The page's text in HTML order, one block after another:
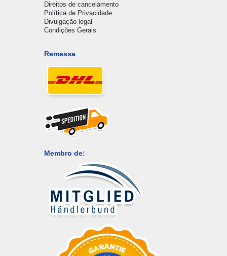
Direitos de cancelamento
Política de Privacidade
Divulgação legal
Condições Gerais
Remessa
Membro de: